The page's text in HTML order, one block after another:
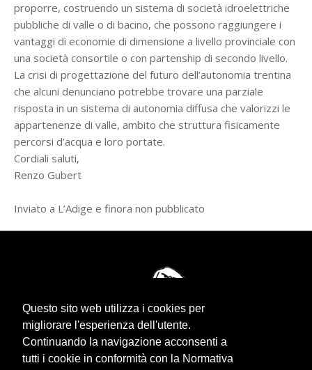
proporre, costruendo un sistema di società idroelettriche
pubbliche di valle o di bacino, che possono raggiungere i
vantaggi di economie di dimensione a livello provinciale con
una società consortile o con partenship di secondo livello.
La crisi di progettazione del futuro dell’autonomia trentina
che alcuni denunciano potrebbe trovare una parziale
risposta in un sistema di autonomia diffusa che valorizzi le
appartenenze di valle, ambito che struttura fisicamente
percorsi d’acqua e loro portate.
Cordiali saluti,
Renzo Gubert
Inviato a L’Adige e finora non pubblicato
Questo sito web utilizza i cookies per
migliorare l'esperienza dell'utente.
Continuando la navigazione acconsenti a
tutti i cookie in conformità con la Normativa